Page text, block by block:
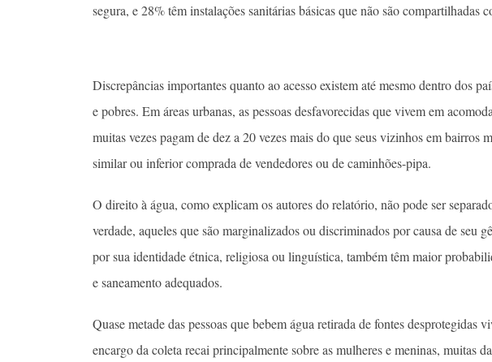
segura, e 28% têm instalações sanitárias básicas que não são compartilhadas
Discrepâncias importantes quanto ao acesso existem até mesmo dentro dos
e pobres. Em áreas urbanas, as pessoas desfavorecidas que vivem em
muitas vezes pagam de dez a 20 vezes mais do que seus vizinhos em bairros
similar ou inferior comprada de vendedores ou de caminhões-pipa.
O direito à água, como explicam os autores do relatório, não pode ser
verdade, aqueles que são marginalizados ou discriminados por causa de seu
por sua identidade étnica, religiosa ou linguística, também têm maior
e saneamento adequados.
Quase metade das pessoas que bebem água retirada de fontes desprotegidas
encargo da coleta recai principalmente sobre as mulheres e meninas, muitas